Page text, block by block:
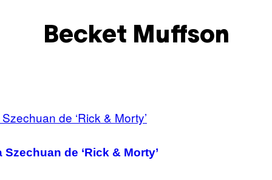
Becket Muffson
de ‘Rick & Morty’